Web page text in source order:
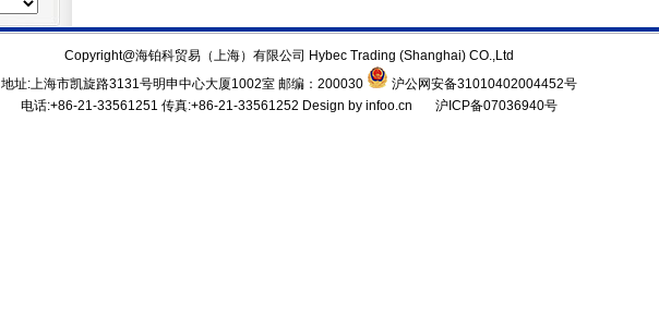
Copyright@海铂科贸易（上海）有限公司 Hybec Trading (Shanghai) CO.,Ltd
地址:上海市凯旋路3131号明申中心大厦1002室 邮编：200030
沪公网安备31010402004452号
电话:+86-21-33561251 传真:+86-21-33561252 Design by infoo.cn
沪ICP备07036940号